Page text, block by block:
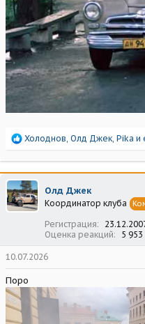
Р
а
к
ц
и
и
Холоднов, Олд Джек, Pika и
Олд Джек
Координатор клуба
Регистрация
Оценка реакций
5 953
10.07.2026
Поро